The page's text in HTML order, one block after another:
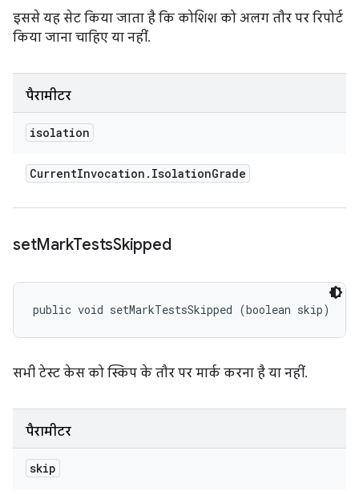
इससे यह सेट किया जाता है कि कोशिश को अलग तौर पर रिपोर्ट
किया जाना चाहिए या नहीं.
पैरामीटर
isolation
CurrentInvocation . IsolationGrade
setMarkTestsSkipped
public void setMarkTestsSkipped (boolean skip)
सभी टेस्ट केस को स्किप के तौर पर मार्क करना है या नहीं.
पैरामीटर
skip